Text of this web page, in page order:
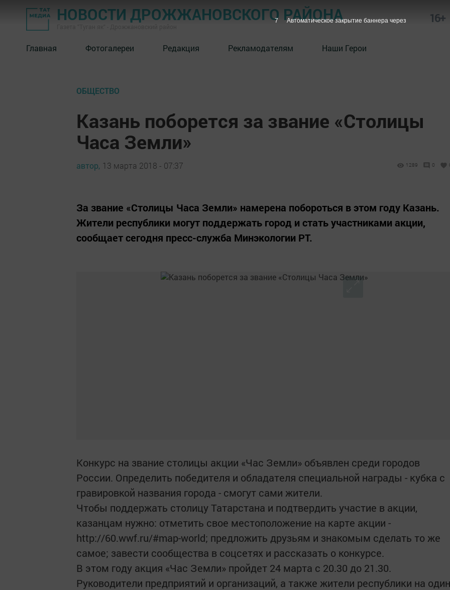
НОВОСТИ ДРОЖЖАНОВСКОГО РАЙОНА 16+
Главная Фотогалереи Редакция Рекламодателям Наши Герои
ОБЩЕСТВО
Казань поборется за звание «Столицы
Часа Земли»
автор, 13 марта 2018 - 07:37 1289 0
За звание «Столицы Часа Земли» намерена побороться в этом году Казань.
Жители республики могут поддержать город и стать участниками акции,
сообщает сегодня пресс-служба Минэкологии РТ.
Конкурс на звание столицы акции «Час Земли» объявлен среди городов
России. Определить победителя и обладателя специальной награды - кубка с
гравировкой названия города - смогут сами жители.
Чтобы поддержать столицу Татарстана и подтвердить участие в акции,
казанцам нужно: отметить свое местоположение на карте акции -
http://60.wwf.ru/#map-world; предложить друзьям и знакомым сделать то же
самое; завести сообщества в соцсетях и рассказать о конкурсе.
В этом году акция «Час Земли» пройдет 24 марта с 20.30 до 21.30.
Руководители предприятий и организаций, а также жители республики на один
6 Автоматическое закрытие баннера через